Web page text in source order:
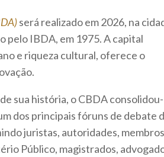
será realizado em 2026, na
pelo IBDA, em 1975. A capital
e riqueza cultural, oferece o
sua história, o CBDA consolidou-
dos principais fóruns de debate
juristas, autoridades, membros
Público, magistrados,